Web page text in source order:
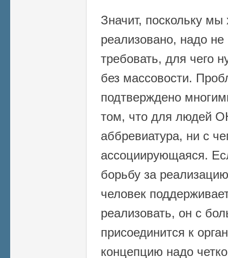
Значит, поскольку
реализовано, надо не
требовать, для чего
без массовости.
подтверждено
том, что для людей
аббревиатура, ни с
ассоциирующаяся.
борьбу за
человек
реализовать, он с
присоединится к
концепцию надо